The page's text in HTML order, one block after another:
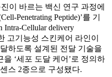
이 바르는 백신 연구 과정에
Penetrating Peptide)’를 기
Intra-Cellular delivery
고기능성 스킨케어 라인이
하도록 설계된 전달 기술을
‘세포 도달 케어’로 정의하
스 2종으로 구성됐다.